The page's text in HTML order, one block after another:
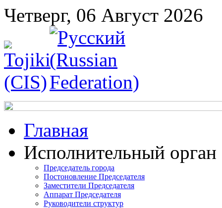
Четверг, 06 Август 2026
Главная
Исполнительный орган
Председатель города
Постоновление Председателя
Заместители Председателя
Аппарат Председателя
Руководители структур